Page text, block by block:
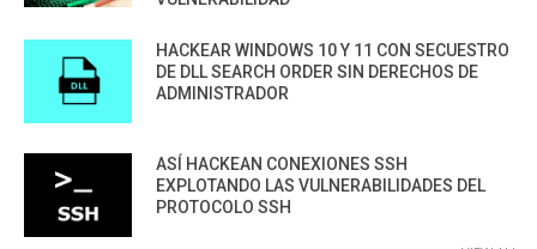
HACKEAR WINDOWS 10 Y 11 CON SECUESTRO
DE DLL SEARCH ORDER SIN DERECHOS DE
ADMINISTRADOR
ASÍ HACKEAN CONEXIONES SSH
EXPLOTANDO LAS VULNERABILIDADES DEL
PROTOCOLO SSH